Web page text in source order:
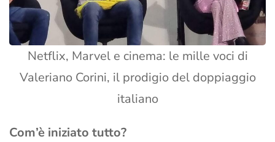
Netflix, Marvel e cinema: le mille voci di
Valeriano Corini, il prodigio del doppiaggio
italiano
Com’è iniziato tutto?